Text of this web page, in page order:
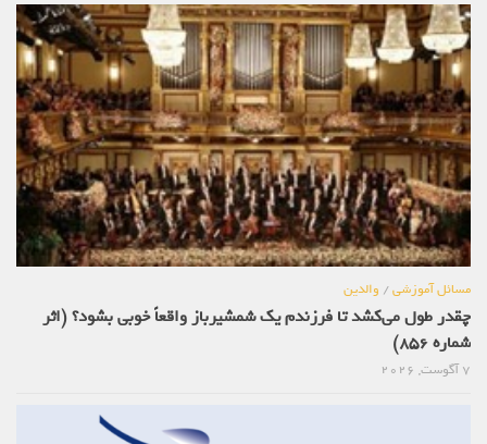
مسائل آموزشی/والدین
چقدر طول می‌کشد تا فرزندم یک شمشیرباز واقعاً خوبی بشود؟ (اثر
شماره 856)